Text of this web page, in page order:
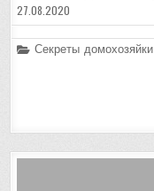
27.08.2020
Posted
Секреты домохозяйки